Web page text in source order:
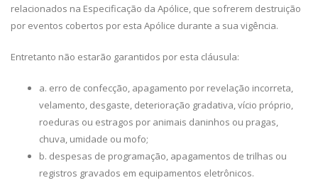
relacionados na Especificação da Apólice, que sofrerem destruição
por eventos cobertos por esta Apólice durante a sua vigência.
Entretanto não estarão garantidos por esta cláusula:
a. erro de confecção, apagamento por revelação incorreta,
velamento, desgaste, deterioração gradativa, vício próprio,
roeduras ou estragos por animais daninhos ou pragas,
chuva, umidade ou mofo;
b. despesas de programação, apagamentos de trilhas ou
registros gravados em equipamentos eletrônicos.